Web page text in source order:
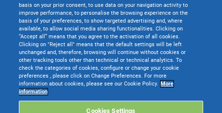
C.C.I.A.A. delle Marche - P.I. 01035310414. Sede Legale e Amministrativa: Via
Sandro Pertini, 88 - 61122 Pesaro (PU) - Tutti i diritti riservati
I servizi di TeamSystem Pay sono erogati da TeamSystem Payments s.r.l.
Società soggetta all’attività di direzione e coordinamento di TeamSystem
S.p.A., Capitale sociale (i.v.): €125.000,00
Sede legale e operativa: Piazza Luigi Einaudi n. 10N01, Milano - 20124
Sede operativa: Via Trento, 3/A – 31030 Castello di Godego (TV)
Attività prevalente: Esercizio dei Servizi di Pagamento di cui all'art. 1, comma
2, lett. h-septies.1), n. 3 e 7 e 8, TUB.
Autorizzazione Banca d’Italia: il 27/05/2020.
Numero di iscrizione all’albo degli Istituti di Pagamento: 99
Codice Meccanografico dell’Istituto di Pagamento: 36816 (Codice ABI)
Numero REA: MI - 2559592
basis on your prior consent, to use data on your navigation activity to
improve performance, to personalise the browsing experience on the
basis of your preferences, to show targeted advertising and, where
available, to allow social media sharing functionalities. Clicking on
“Accept all” means that you agree to the activation of all cookies.
Clicking on "Reject all" means that the default settings will be left
unchanged and, therefore, browsing will continue without cookies or
other tracking tools other than technical or technical analytics. To
check the categories of cookies, configure or change your cookie
preferences , please click on Change Preferences. For more
information about cookies, please see our Cookie Policy. More
information
Cookies Settings